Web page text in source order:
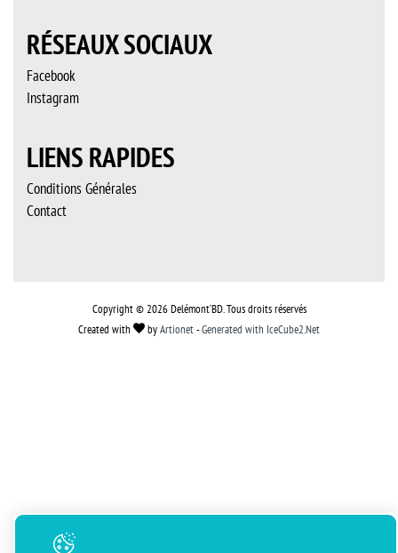
RÉSEAUX SOCIAUX
Facebook
Instagram
LIENS RAPIDES
Conditions Générales
Contact
Copyright © 2026 Delémont’BD. Tous droits réservés
Created with
byArtionet-Generated with IceCube2.Net